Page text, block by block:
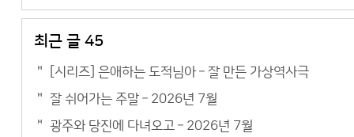
최근 글 45
[시리즈] 은애하는 도적님아 – 잘 만든 가상역사극
잘 쉬어가는 주말 – 2026년 7월
광주와 당진에 다녀오고 – 2026년 7월